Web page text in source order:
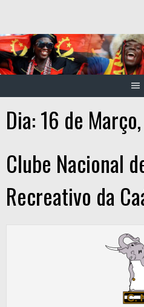
content
Dia:16 de
Clube Nacional
Recreativo da